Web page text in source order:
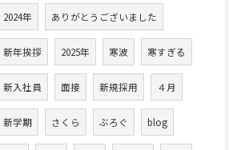
2024年 ありがとうございました
新年挨拶 2025年 寒波 寒すぎる
新入社員 面接 新規採用 ４月
新学期 さくら ぶろぐ blog